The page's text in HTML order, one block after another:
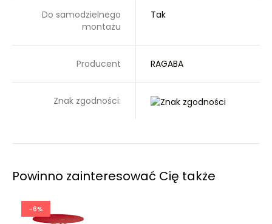
Do samodzielnego
montażu
Tak
Producent RAGABA
Znak zgodności:
Powinno zainteresować Cię także
-6%